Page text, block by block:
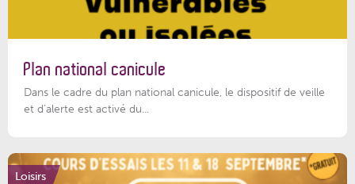
Plan national canicule
Dans le cadre du plan national canicule, le dispositif de veille
et d’alerte est activé du...
Loisirs